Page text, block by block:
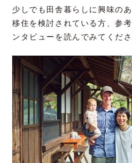
少しでも田舎暮らしに興味の
移住を検討されている方、参
ンタビューを読んでみてくだ